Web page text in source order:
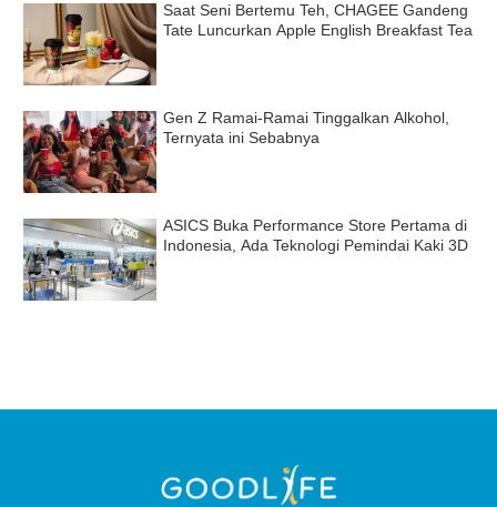
Saat Seni Bertemu Teh, CHAGEE Gandeng
Tate Luncurkan Apple English Breakfast Tea
Gen Z Ramai-Ramai Tinggalkan Alkohol,
Ternyata ini Sebabnya
ASICS Buka Performance Store Pertama di
Indonesia, Ada Teknologi Pemindai Kaki 3D